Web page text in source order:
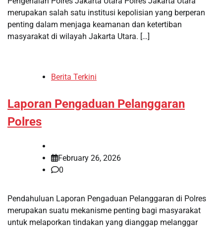
merupakan salah satu institusi kepolisian yang berperan
penting dalam menjaga keamanan dan ketertiban
masyarakat di wilayah Jakarta Utara. […]
Berita Terkini
Laporan Pengaduan Pelanggaran
Polres
February 26, 2026
0
Pendahuluan Laporan Pengaduan Pelanggaran di Polres
merupakan suatu mekanisme penting bagi masyarakat
untuk melaporkan tindakan yang dianggap melanggar